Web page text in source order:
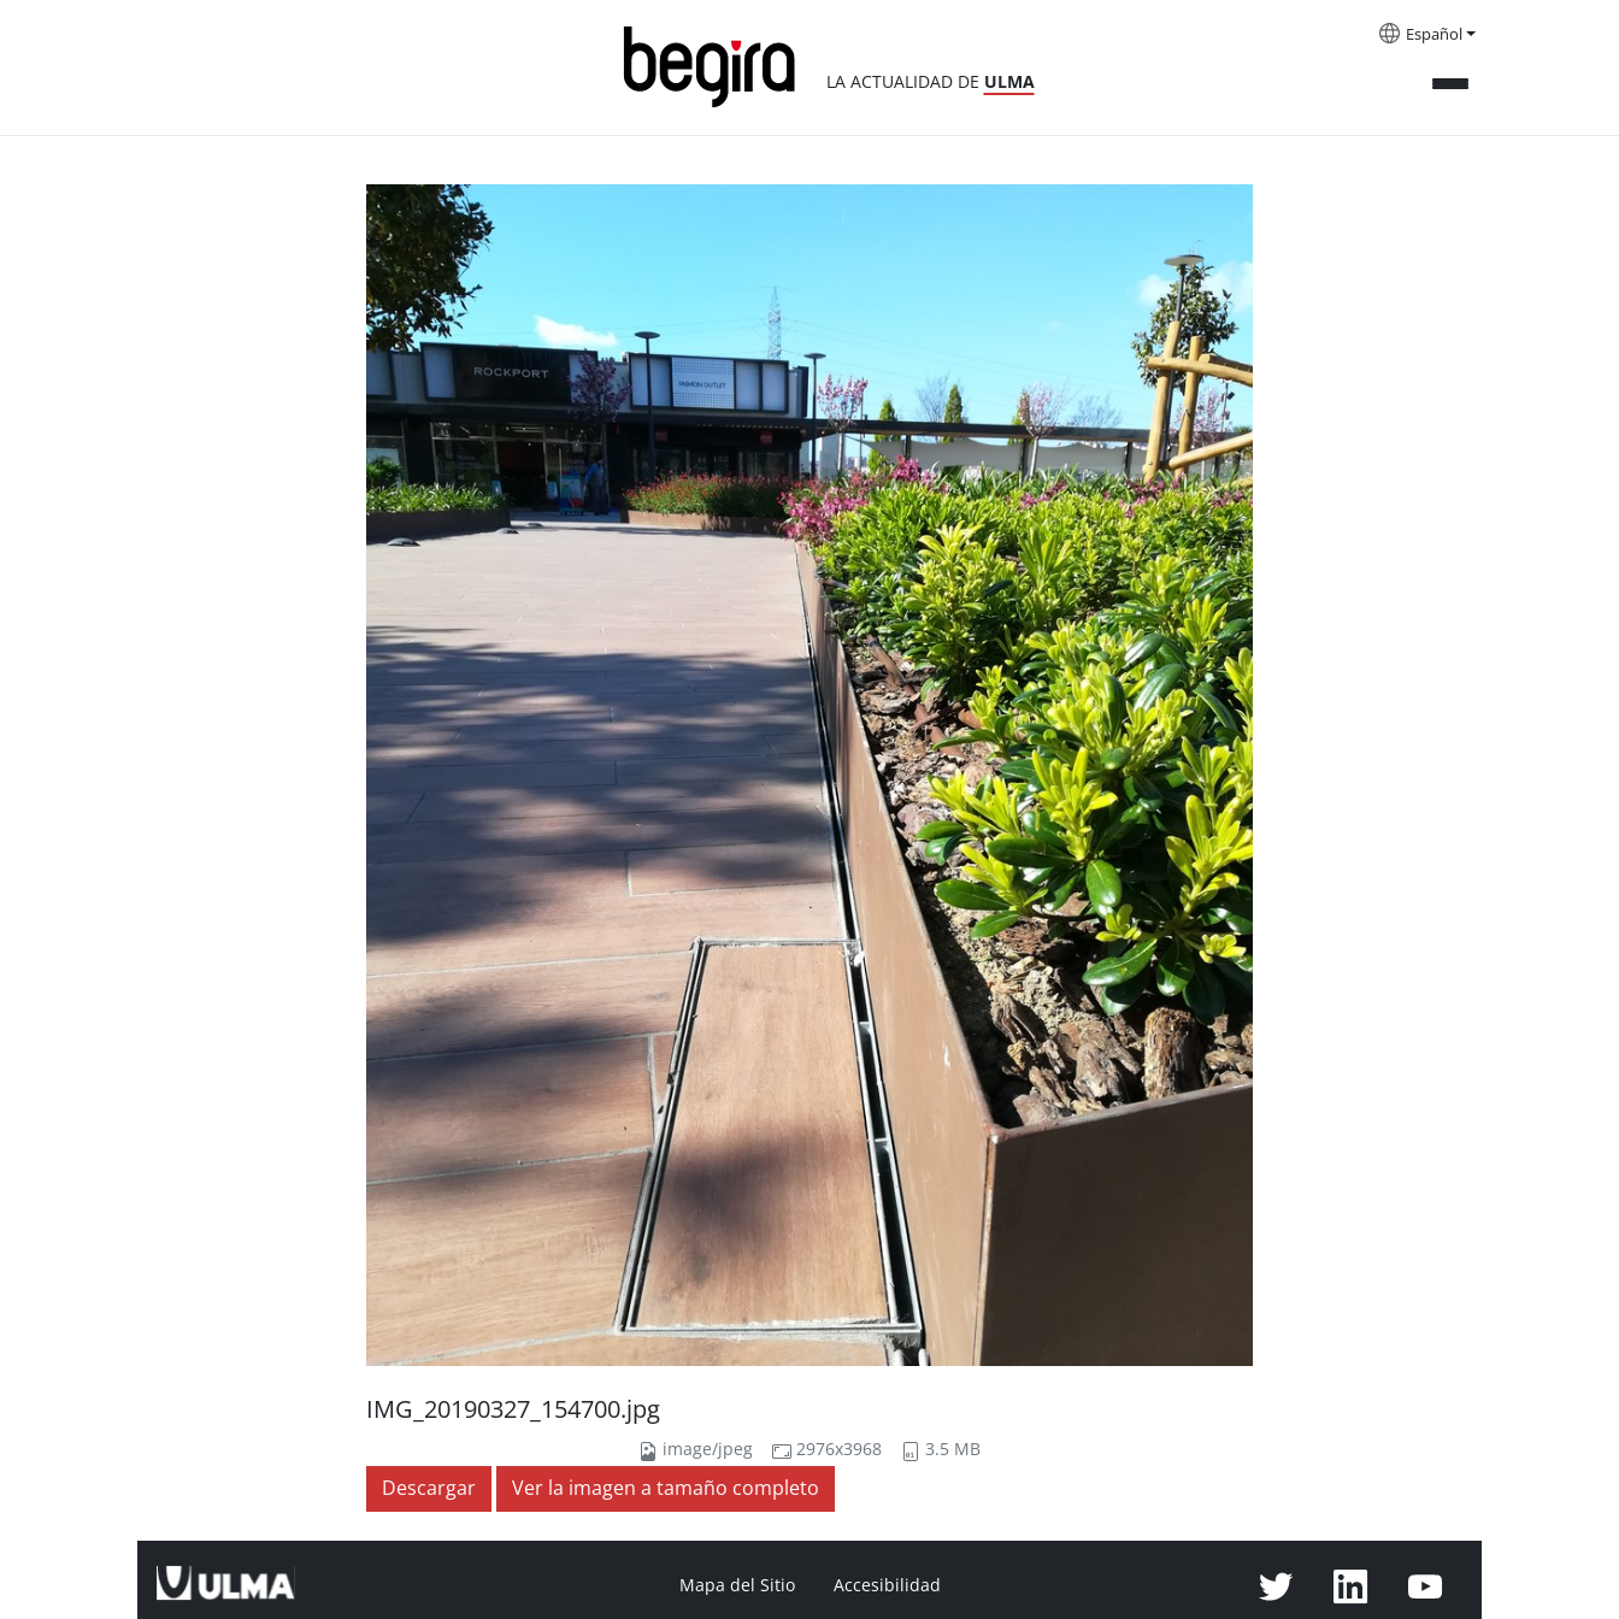
LA ACTUALIDAD DE ULMA
Español
IMG_20190327_154700.jpg
image/jpeg 2976x3968 3.5 MB
Descargar Ver la imagen a tamaño completo
Mapa del Sitio Accesibilidad